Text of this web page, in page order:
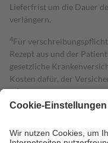
Lieferfrist um die Dauer
verlängern.
4Für
Rezept aus und der
gesetzliche
Kosten dafür, der
mit.
Grundsätzlich leisten
höchstens zehn Euro.
Es
Kosten der Leistung zu